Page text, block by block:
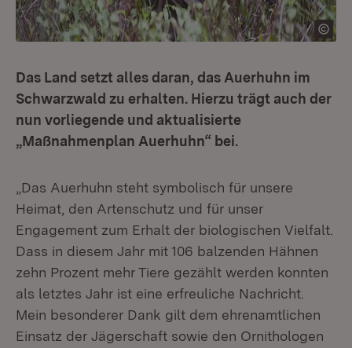
Das Land setzt alles daran, das Auerhuhn im
Schwarzwald zu erhalten. Hierzu trägt auch der
nun vorliegende und aktualisierte
„Maßnahmenplan Auerhuhn“ bei.
„Das Auerhuhn steht symbolisch für unsere
Heimat, den Artenschutz und für unser
Engagement zum Erhalt der biologischen Vielfalt.
Dass in diesem Jahr mit 106 balzenden Hähnen
zehn Prozent mehr Tiere gezählt werden konnten
als letztes Jahr ist eine erfreuliche Nachricht.
Mein besonderer Dank gilt dem ehrenamtlichen
Einsatz der Jägerschaft sowie den Ornithologen